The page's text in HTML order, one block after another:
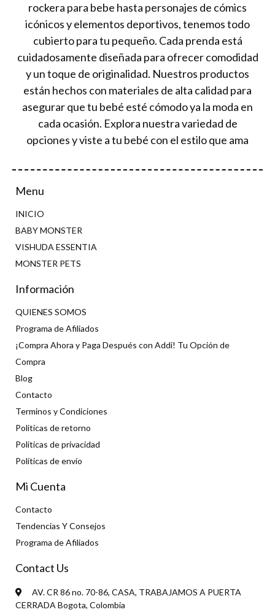
rockera para bebe hasta personajes de cómics
icónicos y elementos deportivos, tenemos todo
cubierto para tu pequeño. Cada prenda está
cuidadosamente diseñada para ofrecer comodidad
y un toque de originalidad. Nuestros productos
están hechos con materiales de alta calidad para
asegurar que tu bebé esté cómodo ya la moda en
cada ocasión. Explora nuestra variedad de
opciones y viste a tu bebé con el estilo que ama
Menu
INICIO
BABY MONSTER
VISHUDA ESSENTIA
MONSTER PETS
Información
QUIENES SOMOS
Programa de Afiliados
¡Compra Ahora y Paga Después con Addi! Tu Opción de
Compra
Blog
Contacto
Terminos y Condiciones
Politicas de retorno
Politicas de privacidad
Políticas de envío
Mi Cuenta
Contacto
Tendencias Y Consejos
Programa de Afiliados
Contact Us
AV. CR 86 no. 70-86, CASA, TRABAJAMOS A PUERTA
CERRADA Bogota, Colombia